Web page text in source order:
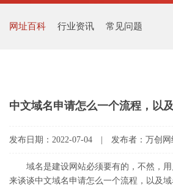
网址百科 行业资讯 常见问题
中文域名申请怎么一个流程，以
发布日期：2022-07-04 | 发布者：万创
域名是建设网站必须要有的，不然，用
来谈谈中文域名申请怎么一个流程，以及域